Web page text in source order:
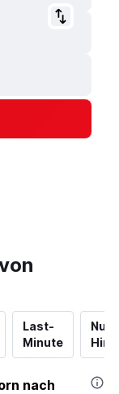
Last-
Minute
Nur
nach